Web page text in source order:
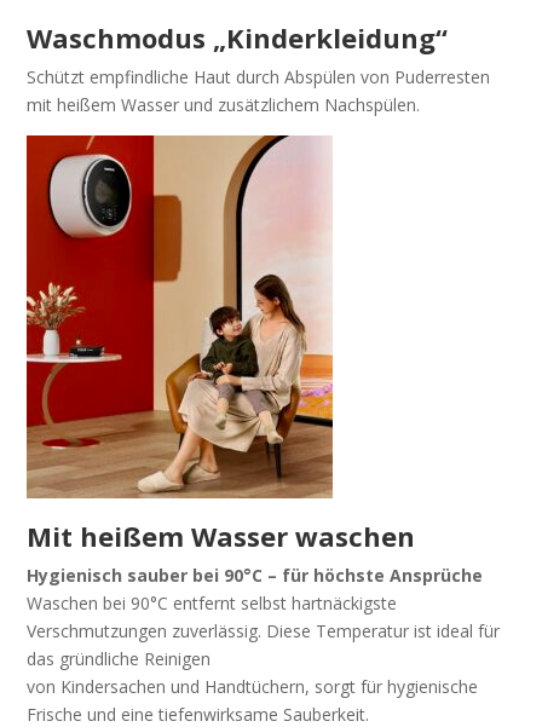
Waschmodus „Kinderkleidung“
Schützt empfindliche Haut durch Abspülen von Puderresten
mit heißem Wasser und zusätzlichem Nachspülen.
Mit heißem Wasser waschen
Hygienisch sauber bei 90°C – für höchste Ansprüche
Waschen bei 90°C entfernt selbst hartnäckigste
Verschmutzungen zuverlässig. Diese Temperatur ist ideal für
das gründliche Reinigen
von Kindersachen und Handtüchern, sorgt für hygienische
Frische und eine tiefenwirksame Sauberkeit.